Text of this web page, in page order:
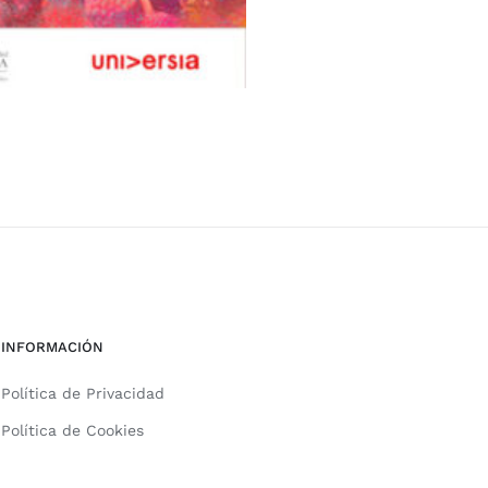
INFORMACIÓN
Política de Privacidad
Política de Cookies